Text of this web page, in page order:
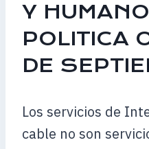
Y
POLITICA
DE
Los servicios de
cable no son